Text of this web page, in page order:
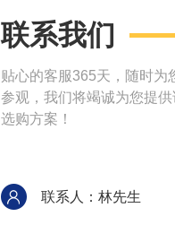
联系我们
贴心的客服365天，随时为
参观，我们将竭诚为您提
选购方案！
联系人：林先生